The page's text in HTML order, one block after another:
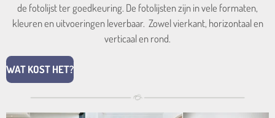
de fotolijst ter goedkeuring. De fotolijsten zijn in vele formaten,
kleuren en uitvoeringen leverbaar. Zowel vierkant, horizontaal en
verticaal en rond.
WAT KOST HET?